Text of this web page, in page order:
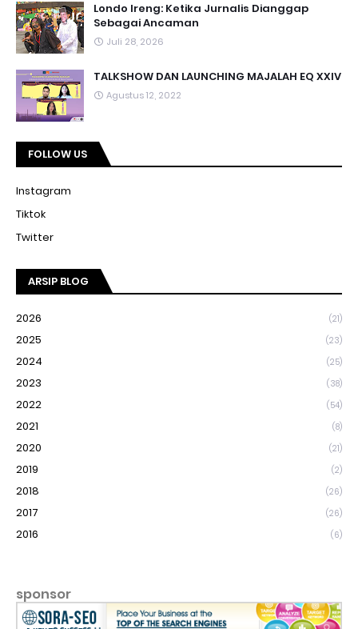
Londo Ireng: Ketika Jurnalis Dianggap
Sebagai Ancaman
Juli 28, 2026
TALKSHOW DAN LAUNCHING MAJALAH EQ XXIV
Agustus 12, 2022
FOLLOW US
Instagram
Tiktok
Twitter
ARSIP BLOG
2026 (21)
2025 (23)
2024 (25)
2023 (38)
2022 (54)
2021 (8)
2020 (21)
2019 (2)
2018 (26)
2017 (26)
2016 (6)
sponsor